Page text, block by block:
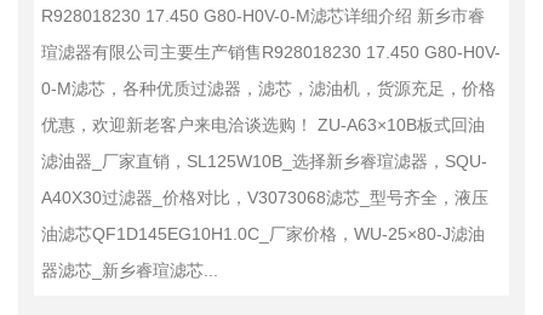
R928018230 17.450 G80-H0V-0-M滤芯详细介绍 新乡市睿
瑄滤器有限公司主要生产销售R928018230 17.450 G80-H0V-
0-M滤芯，各种优质过滤器，滤芯，滤油机，货源充足，价格
优惠，欢迎新老客户来电洽谈选购！ ZU-A63×10B板式回油
滤油器_厂家直销，SL125W10B_选择新乡睿瑄滤器，SQU-
A40X30过滤器_价格对比，V3073068滤芯_型号齐全，液压
油滤芯QF1D145EG10H1.0C_厂家价格，WU-25×80-J滤油
器滤芯_新乡睿瑄滤芯...